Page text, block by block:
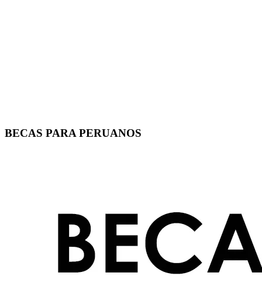
BECAS PARA PERUANOS